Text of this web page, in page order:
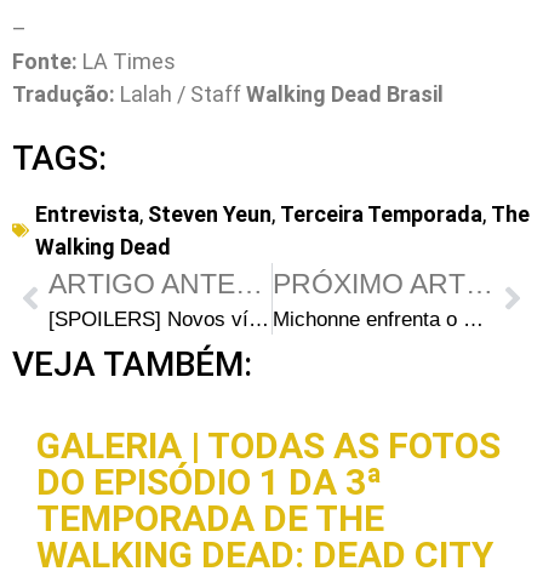
–
Fonte: LA Times
Tradução: Lalah / StaffWalking Dead Brasil
TAGS:
Entrevista, Steven Yeun, Terceira Temporada, The
Walking Dead
ARTIGO ANTERIOR
[SPOILERS] Novos vídeos promocionais do episódio 05 – “Say the Word” revelam acontecimentos em Woodbury
PRÓXIMO ARTIGO
Michonne enfrenta o Governador no segundo sneak peek do episódio 3×05 – “Say the Word”
VEJA TAMBÉM:
GALERIA | TODAS AS FOTOS
DO EPISÓDIO 1 DA 3ª
TEMPORADA DE THE
WALKING DEAD: DEAD CITY